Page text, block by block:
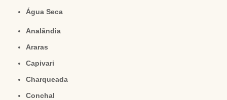
Água Seca
Analândia
Araras
Capivari
Charqueada
Conchal